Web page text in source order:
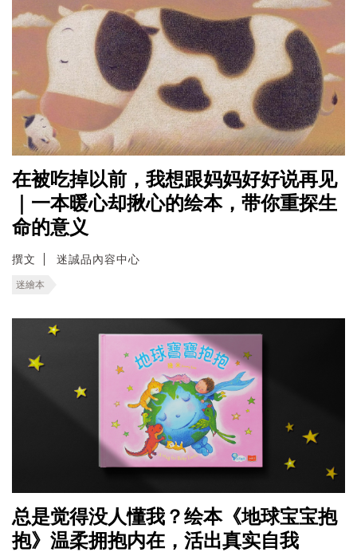
在被吃掉以前，我想跟妈妈好好说再见
｜一本暖心却揪心的绘本，带你重探生
命的意义
撰文 迷誠品內容中心
迷繪本
总是觉得没人懂我？绘本《地球宝宝抱
抱》温柔拥抱内在，活出真实自我